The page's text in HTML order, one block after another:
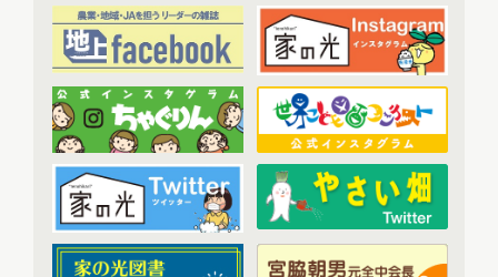
2023年7月配信(6)
2023年8月配信 (6)
2023年10月配信(6)
2023年11月配信(6)
2023年12月配信(6)
2024年配信(70)
2024年1月配信
その他(1)
アーカイブ(7)
現代に語り継ぐ賀川豊彦とハル (6)
トップ対談アーカイブ(1)